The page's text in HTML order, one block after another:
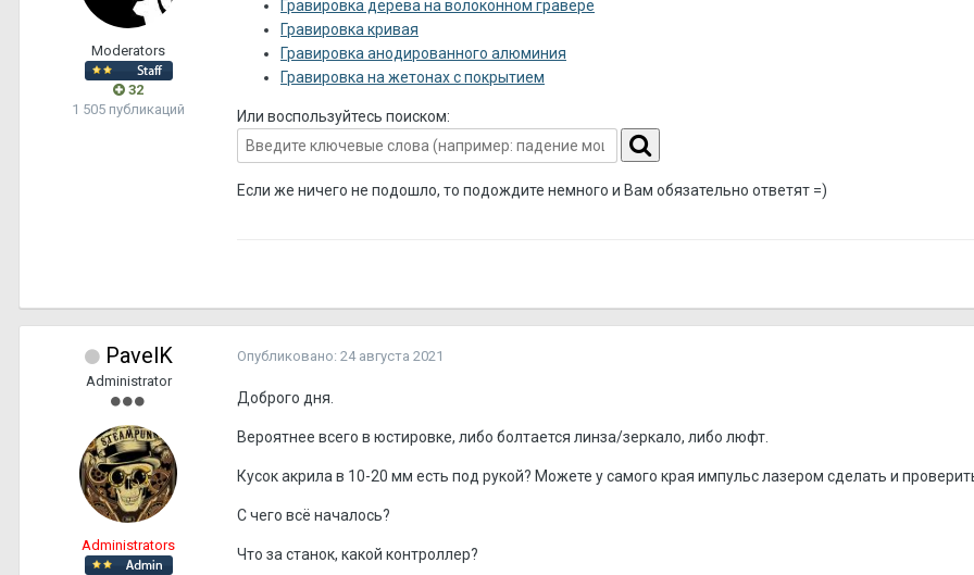
Moderators
32
1 505 публикаций
Гравировка дерева на волоконном гравере
Гравировка кривая
Гравировка анодированного алюминия
Гравировка на жетонах с покрытием
Или воспользуйтесь поиском:
Если же ничего не подошло, то подождите немного и Вам обязательно ответят =)
PavelK
Administrator
Administrators
Опубликовано: 24 августа 2021
Доброго дня.
Вероятнее всего в юстировке, либо болтается линза/зеркало, либо люфт.
Кусок акрила в 10-20 мм есть под рукой? Можете у самого края импульс лазером сделать и
С чего всё началось?
Что за станок, какой контроллер?